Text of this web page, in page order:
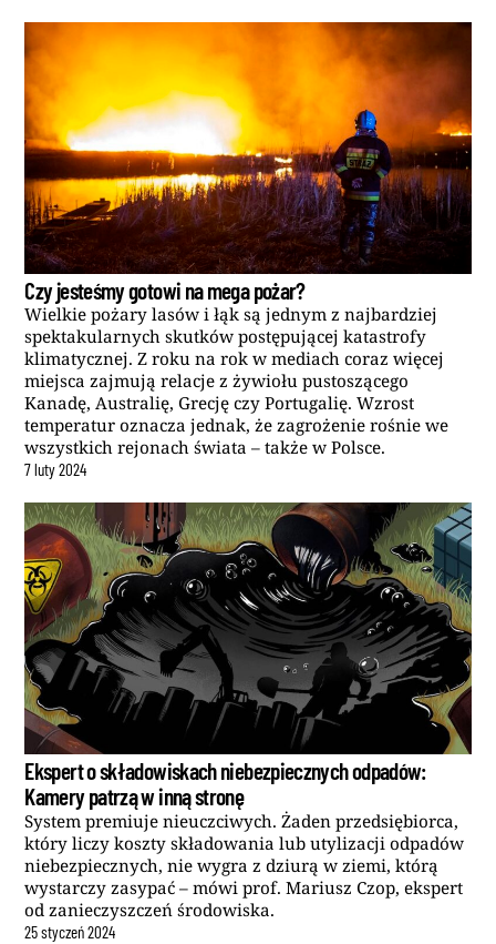
Czy jesteśmy gotowi na mega pożar?
Wielkie pożary lasów i łąk są jednym z najbardziej
spektakularnych skutków postępującej katastrofy
klimatycznej. Z roku na rok w mediach coraz więcej
miejsca zajmują relacje z żywiołu pustoszącego
Kanadę, Australię, Grecję czy Portugalię. Wzrost
temperatur oznacza jednak, że zagrożenie rośnie we
wszystkich rejonach świata – także w Polsce.
7luty2024
Ekspert o składowiskach niebezpiecznych odpadów:
Kamery patrzą w inną stronę
System premiuje nieuczciwych. Żaden przedsiębiorca,
który liczy koszty składowania lub utylizacji odpadów
niebezpiecznych, nie wygra z dziurą w ziemi, którą
wystarczy zasypać – mówi prof. Mariusz Czop, ekspert
od zanieczyszczeń środowiska.
25styczeń2024